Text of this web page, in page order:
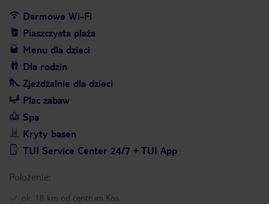
Darmowe Wi-Fi
Piaszczysta plaża
Menu dla dzieci
Dla rodzin
Zjeżdżalnie dla dzieci
Plac zabaw
Spa
Kryty basen
TUI Service Center 24/7 + TUI App
Położenie:
ok. 18 km od centrum Kos